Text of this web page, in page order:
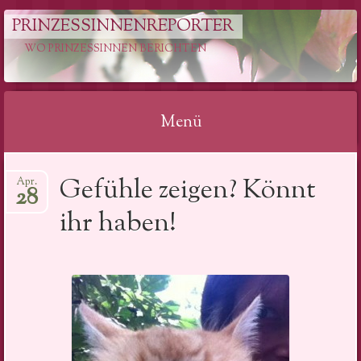
PRINZESSINNENREPORTER
WO PRINZESSINNEN BERICHTEN
Menü
zum
Gefühle zeigen? Könnt
ihr haben!
Apr.
28